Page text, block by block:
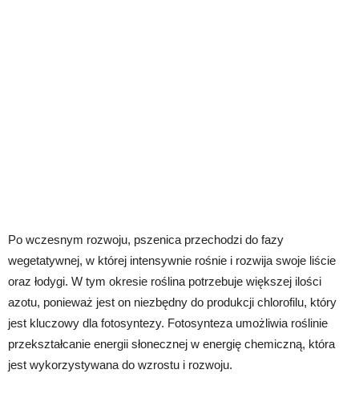
Po wczesnym rozwoju, pszenica przechodzi do fazy
wegetatywnej, w której intensywnie rośnie i rozwija swoje liście
oraz łodygi. W tym okresie roślina potrzebuje większej ilości
azotu, ponieważ jest on niezbędny do produkcji chlorofilu, który
jest kluczowy dla fotosyntezy. Fotosynteza umożliwia roślinie
przekształcanie energii słonecznej w energię chemiczną, która
jest wykorzystywana do wzrostu i rozwoju.